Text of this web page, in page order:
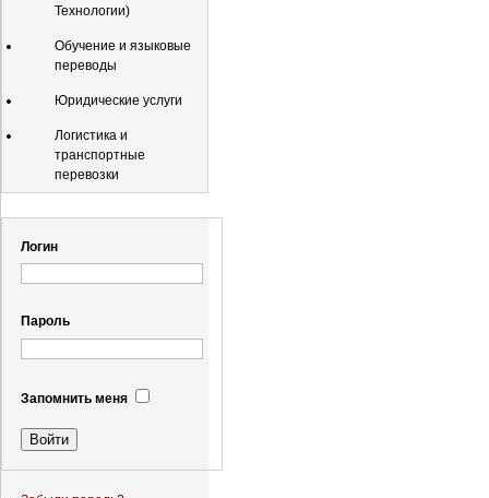
Технологии)
Обучение и языковые
переводы
Юридические услуги
Логистика и
транспортные
перевозки
Логин
Пароль
Запомнить меня